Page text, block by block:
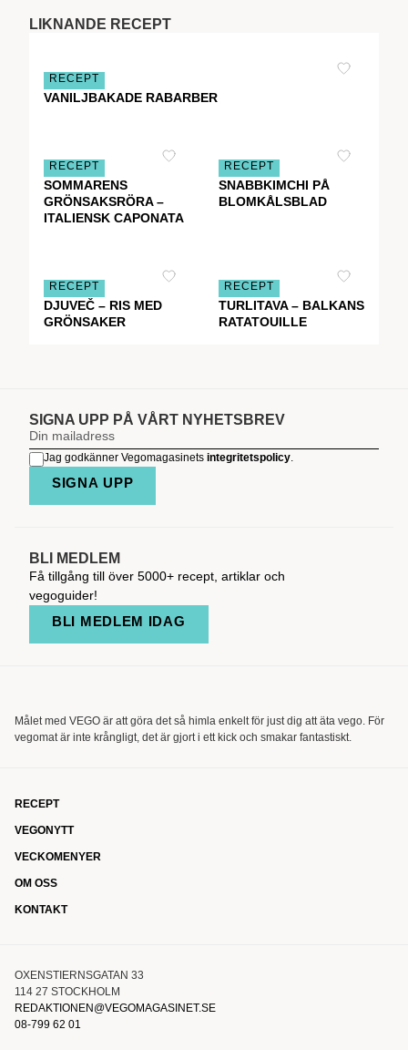
LIKNANDE RECEPT
RECEPT
VANILJBAKADE RABARBER
RECEPT
SOMMARENS
GRÖNSAKSRÖRA –
ITALIENSK CAPONATA
RECEPT
SNABBKIMCHI PÅ
BLOMKÅLSBLAD
RECEPT
DJUVEČ – RIS MED
GRÖNSAKER
RECEPT
TURLITAVA – BALKANS
RATATOUILLE
SIGNA UPP PÅ VÅRT NYHETSBREV
Jag godkänner Vegomagasinets integritetspolicy.
SIGNA UPP
BLI MEDLEM
Få tillgång till över 5000+ recept, artiklar och
vegoguider!
BLI MEDLEM IDAG
Målet med VEGO är att göra det så himla enkelt för just dig att äta vego. För
vegomat är inte krångligt, det är gjort i ett kick och smakar fantastiskt.
RECEPT
VEGONYTT
VECKOMENYER
OM OSS
KONTAKT
OXENSTIERNSGATAN 33
114 27 STOCKHOLM
REDAKTIONEN@VEGOMAGASINET.SE
08-799 62 01